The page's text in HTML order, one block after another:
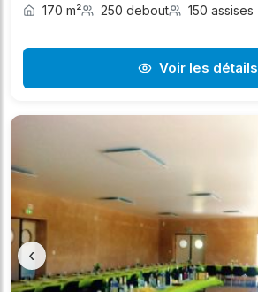
170 m² 250 debout 150 assises
Voir les détails
‹